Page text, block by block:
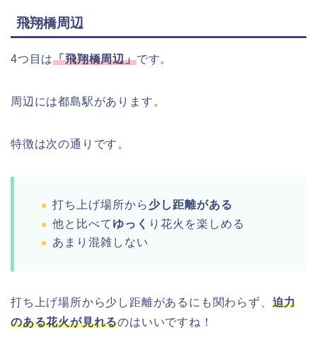
飛翔橋周辺
4つ目は「飛翔橋周辺」です。
周辺には都島駅があります。
特徴は次の通りです。
打ち上げ場所から 少し距離がある
他と比べて ゆっく り花火を楽しめる
あまり混雑しない
打ち上げ場所から少し距離があるにも関わらず、 迫力
のある花火が見れるのはいいですね！